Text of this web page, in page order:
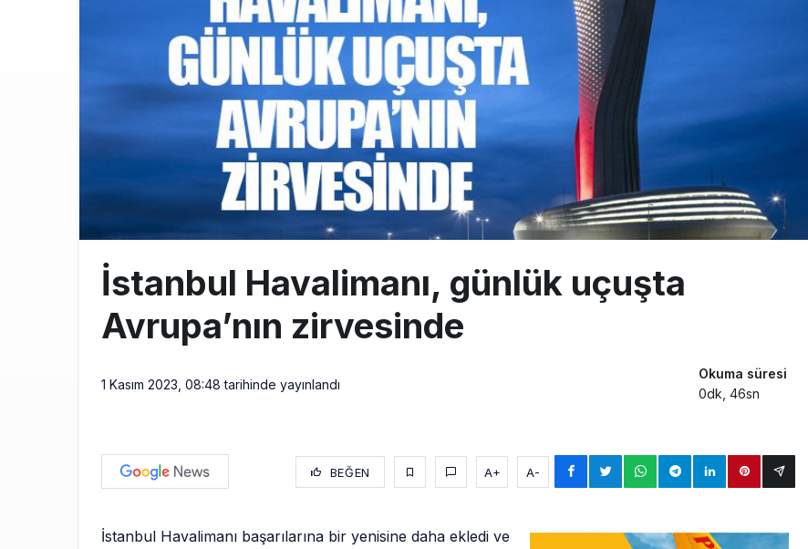
İstanbul Havalimanı, günlük uçuşta
Avrupa’nın zirvesinde
1 Kasım 2023, 08:48 tarihinde yayınlandı
Okuma süresi
0dk, 46sn
BEĞEN A+ A-
İstanbul Havalimanı başarılarına bir yenisine daha ekledi ve